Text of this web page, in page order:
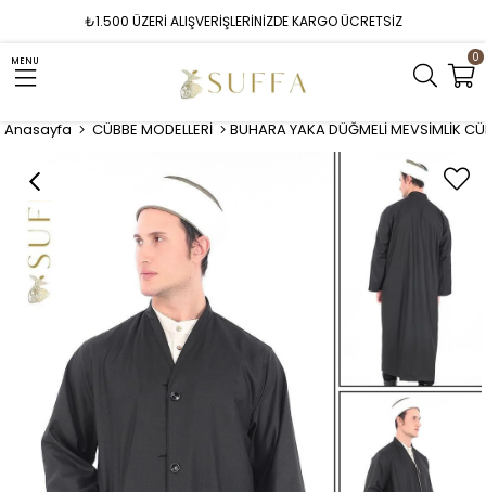
₺1.500 ÜZERİ ALIŞVERİŞLERİNİZDE KARGO ÜCRETSİZ
MENU 0
Anasayfa CÜBBE MODELLERİ BUHARA YAKA DÜĞMELİ MEVSİMLİK